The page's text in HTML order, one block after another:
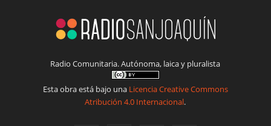
Radio Comunitaria. Autónoma, laica y pluralista
Esta obra está bajo una Licencia Creative Commons
Atribución 4.0 Internacional.